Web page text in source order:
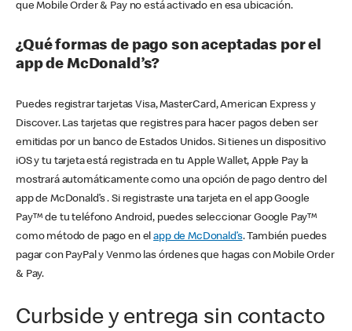
que Mobile Order & Pay no está activado en esa ubicación.
¿Qué formas de pago son aceptadas por el
app de McDonald’s?
Puedes registrar tarjetas Visa, MasterCard, American Express y
Discover. Las tarjetas que registres para hacer pagos deben ser
emitidas por un banco de Estados Unidos. Si tienes un dispositivo
iOS y tu tarjeta está registrada en tu Apple Wallet, Apple Pay la
mostrará automáticamente como una opción de pago dentro del
app de McDonald’s . Si registraste una tarjeta en el app Google
Pay™ de tu teléfono Android, puedes seleccionar Google Pay™
como método de pago en elapp de McDonald’s. También puedes
pagar con PayPal y Venmo las órdenes que hagas con Mobile Order
& Pay.
Curbside y entrega sin contacto